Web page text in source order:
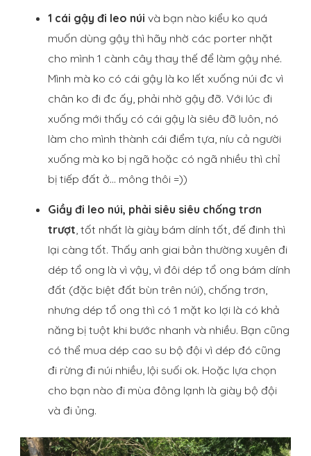
1 cái gậy đi leo núi và bạn nào kiểu ko quá
muốn dùng gậy thì hãy nhờ các porter nhặt
cho mình 1 cành cây thay thế để làm gậy nhé.
Mình mà ko có cái gậy là ko lết xuống núi đc vì
chân ko đi đc ấy, phải nhờ gậy đỡ. Với lúc đi
xuống mới thấy có cái gậy là siêu đỡ luôn, nó
làm cho mình thành cái điểm tựa, níu cả người
xuống mà ko bị ngã hoặc có ngã nhiều thì chỉ
bị tiếp đất ở… mông thôi =))
Giầy đi leo núi, phải siêu siêu chống trơn
trượt , tốt nhất là giày bám dính tốt, đế đinh thì
lại càng tốt. Thấy anh giai bản thường xuyên đi
dép tổ ong là vì vậy, vì đôi dép tổ ong bám dính
đất (đặc biệt đất bùn trên núi), chống trơn,
nhưng dép tổ ong thì có 1 mặt ko lợi là có khả
năng bị tuột khi bước nhanh và nhiều. Bạn cũng
có thể mua dép cao su bộ đội vì dép đó cũng
đi rừng đi núi nhiều, lội suối ok. Hoặc lựa chọn
cho bạn nào đi mùa đông lạnh là giày bộ đội
và đi ủng.